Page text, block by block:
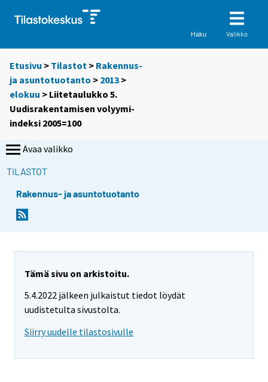
Haku Valikko
Etusivu > Tilastot > Rakennus-
ja asuntotuotanto > 2013 >
elokuu > Liitetaulukko 5.
Uudisrakentamisen volyymi-
indeksi 2005=100
Avaa valikko
TILASTOT
Rakennus- ja asuntotuotanto
Tämä sivu on arkistoitu.
5.4.2022 jälkeen julkaistut tiedot löydät
uudistetulta sivustolta.
Siirry uudelle tilastosivulle